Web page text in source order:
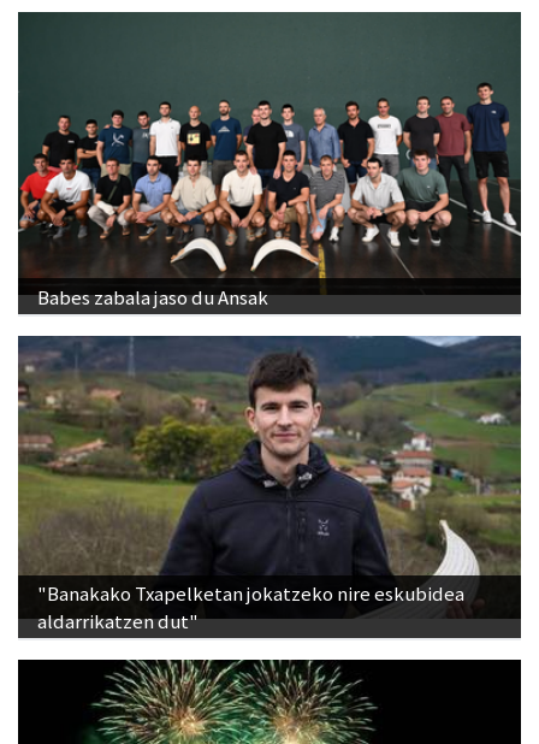
Babes zabala jaso du Ansak
"Banakako Txapelketan jokatzeko nire eskubidea
aldarrikatzen dut"